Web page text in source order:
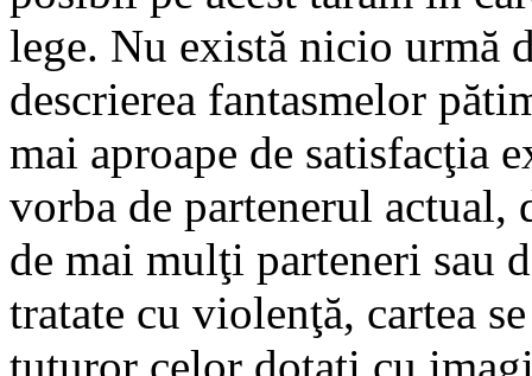
lege. Nu există nicio urmă
descrierea fantasmelor
mai aproape de satisfacţia
vorba de partenerul actual,
de mai mulţi parteneri sau
tratate cu violenţă, cartea
tuturor celor dotaţi cu